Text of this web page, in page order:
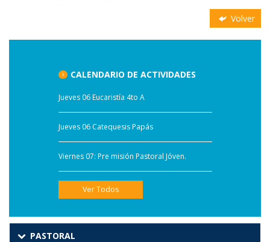
Volver
CALENDARIO DE ACTIVIDADES
Jueves 06 Eucaristía 4to A
Jueves 06 Catequesis Papás
Viernes 07: Pre misión Pastoral Jóven.
Ver Todos
PASTORAL